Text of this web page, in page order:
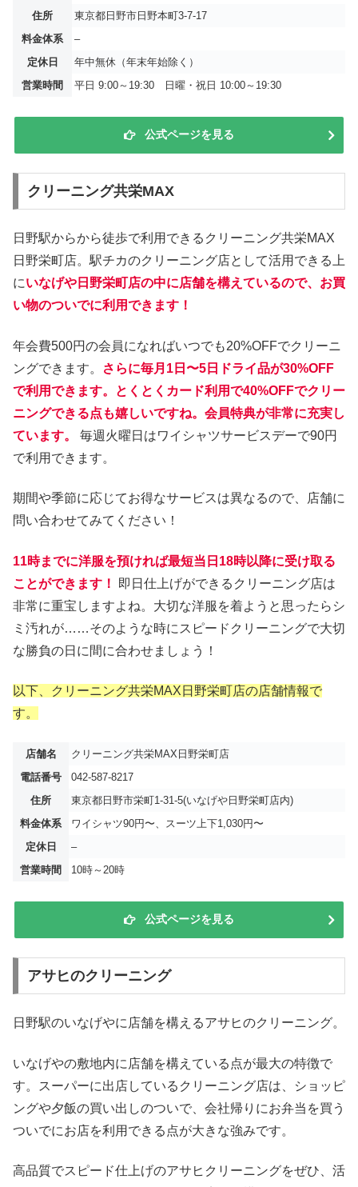
住所
東京都日野市日野本町3-7-17
料金体系
–
定休日
年中無休（年末年始除く）
営業時間
平日 9:00～19:30 日曜・祝日 10:00～19:30
公式ページを見る
クリーニング共栄MAX
日野駅からから徒歩で利用できるクリーニング共栄MAX
日野栄町店。駅チカのクリーニング店として活用できる上
にいなげや日野栄町店の中に店舗を構えているので、お買
い物のついでに利用できます！
年会費500円の会員になればいつでも20%OFFでクリーニ
ングできます。
さらに毎月1日〜5日ドライ品が30%OFF
で利用できます。とくとくカード利用で40%OFFでクリー
ニングできる点も嬉しいですね。会員特典が非常に充実し
ています。
毎週火曜日はワイシャツサービスデーで90円
で利用できます。
期間や季節に応じてお得なサービスは異なるので、店舗に
問い合わせてみてください！
11時までに洋服を預ければ最短当日18時以降に受け取る
ことができます！
即日仕上げができるクリーニング店は
非常に重宝しますよね。大切な洋服を着ようと思ったらシ
ミ汚れが……そのような時にスピードクリーニングで大切
な勝負の日に間に合わせましょう！
以下、クリーニング共栄MAX日野栄町店の店舗情報で
す。
店舗名
クリーニング共栄MAX日野栄町店
電話番号
042-587-8217
住所
東京都日野市栄町1-31-5(いなげや日野栄町店内)
料金体系
ワイシャツ90円〜、スーツ上下1,030円〜
定休日
–
営業時間
10時～20時
公式ページを見る
アサヒのクリーニング
日野駅のいなげやに店舗を構えるアサヒのクリーニング。
いなげやの敷地内に店舗を構えている点が最大の特徴で
す。スーパーに出店しているクリーニング店は、ショッピ
ングや夕飯の買い出しのついで、会社帰りにお弁当を買う
ついでにお店を利用できる点が大きな強みです。
高品質でスピード仕上げのアサヒクリーニングをぜひ、活